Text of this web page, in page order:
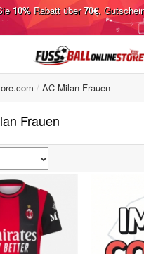
10%Rabatt über70€,
AC Milan Frauen
Frauen